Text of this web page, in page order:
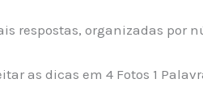
respostas, organizadas por
as dicas em 4 Fotos 1